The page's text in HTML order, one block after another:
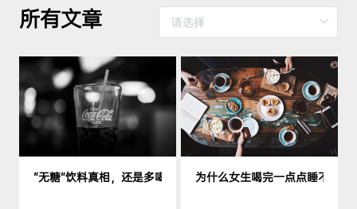
所有文章
”无糖“饮料真相，还是多喝白开水吧！为什么女生喝完一点点睡不着？